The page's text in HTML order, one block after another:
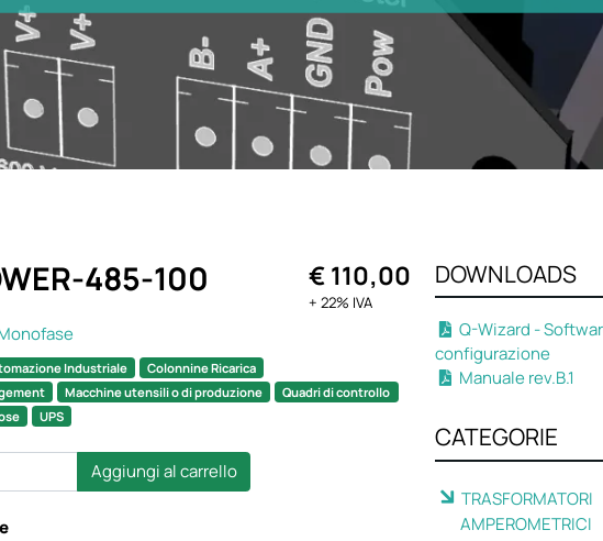
€ 110,00
+ 22% IVA
485-100
Industriale
Colonnine Ricarica
Macchine utensili o di produzione
Quadri di controllo
UPS
Aggiungi al carrello
DOWNLOADS
Q-Wizard -
configurazione
Manuale rev.B.1
CATEGORIE
TRASFORMATORI
AMPEROMETRICI